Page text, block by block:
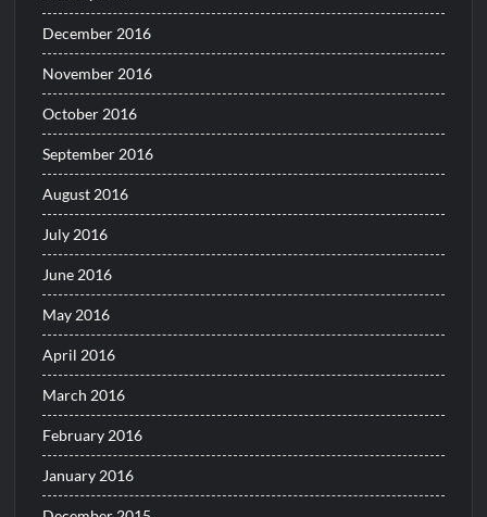
December 2016
November 2016
October 2016
September 2016
August 2016
July 2016
June 2016
May 2016
April 2016
March 2016
February 2016
January 2016